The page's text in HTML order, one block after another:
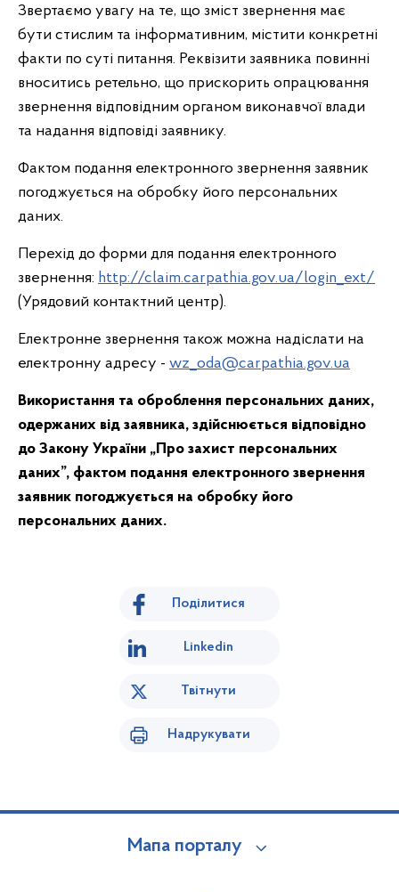
Звертаємо увагу на те, що зміст звернення має
бути стислим та інформативним, містити конкретні
факти по суті питання. Реквізити заявника повинні
вноситись ретельно, що прискорить опрацювання
звернення відповідним органом виконавчої влади
та надання відповіді заявнику.
Фактом подання електронного звернення заявник
погоджується на обробку його персональних
даних.
Перехід до форми для подання електронного
звернення: http://claim.carpathia.gov.ua/login_ext/
(Урядовий контактний центр).
Електронне звернення також можна надіслати на
електронну адресу - wz_oda@carpathia.gov.ua
Використання та оброблення персональних даних,
одержаних від заявника, здійснюється відповідно
до Закону України „Про захист персональних
даних”, фактом подання електронного звернення
заявник погоджується на обробку його
персональних даних.
Поділитися
Linkedin
Твітнути
Надрукувати
Мапа порталу